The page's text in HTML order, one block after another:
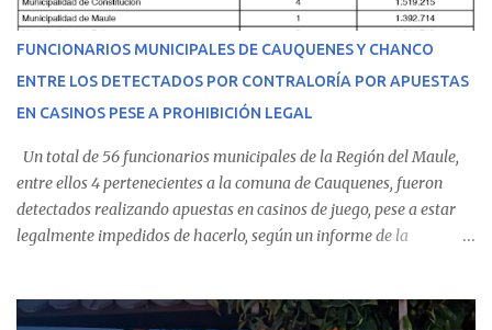
del personal de emergencia terminó falleciendo, sin alcanzar a
recibir atención especializada en el centro de destino. Apenas se
conoció la gravedad de su condición, sus padres —residentes en
Villarrica— se trasladaron a Cauquenes con la esperanza de una
evolución favorable. No obstante, alrededo...
FUNCIONARIOS MUNICIPALES DE CAUQUENES Y CHANCO
ENTRE LOS DETECTADOS POR CONTRALORÍA POR APUESTAS
EN CASINOS PESE A PROHIBICIÓN LEGAL
Un total de 56 funcionarios municipales de la Región del Maule,
entre ellos 4 pertenecientes a la comuna de Cauquenes, fueron
detectados realizando apuestas en casinos de juego, pese a estar
legalmente impedidos de hacerlo, según un informe de la
estableció que estos funcionarios —quienes administran o